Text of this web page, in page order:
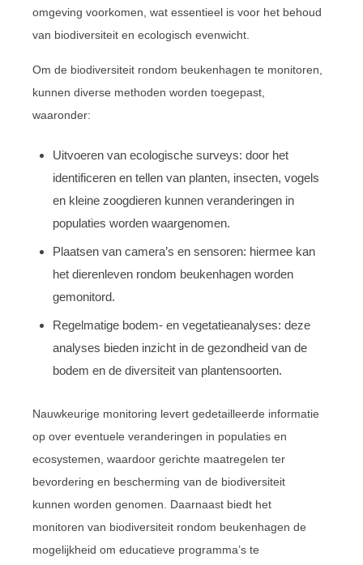
omgeving voorkomen, wat essentieel is voor het behoud
van biodiversiteit en ecologisch evenwicht.
Om de biodiversiteit rondom beukenhagen te monitoren,
kunnen diverse methoden worden toegepast,
waaronder:
Uitvoeren van ecologische surveys: door het
identificeren en tellen van planten, insecten, vogels
en kleine zoogdieren kunnen veranderingen in
populaties worden waargenomen.
Plaatsen van camera’s en sensoren: hiermee kan
het dierenleven rondom beukenhagen worden
gemonitord.
Regelmatige bodem- en vegetatieanalyses: deze
analyses bieden inzicht in de gezondheid van de
bodem en de diversiteit van plantensoorten.
Nauwkeurige monitoring levert gedetailleerde informatie
op over eventuele veranderingen in populaties en
ecosystemen, waardoor gerichte maatregelen ter
bevordering en bescherming van de biodiversiteit
kunnen worden genomen. Daarnaast biedt het
monitoren van biodiversiteit rondom beukenhagen de
mogelijkheid om educatieve programma’s te